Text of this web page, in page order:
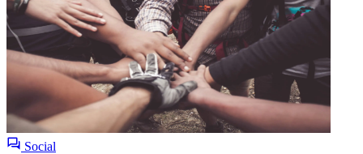
Social